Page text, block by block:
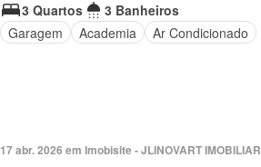
3 Quartos
3 Banheiros
Garagem
Academia Ar Condicionado
17 abr. 2026 em Imobisite - JLINOVART